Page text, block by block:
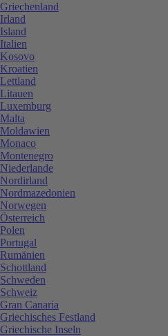
Griechenland
Irland
Island
Italien
Kosovo
Kroatien
Lettland
Litauen
Luxemburg
Malta
Moldawien
Monaco
Montenegro
Niederlande
Nordirland
Nordmazedonien
Norwegen
Österreich
Polen
Portugal
Rumänien
Schottland
Schweden
Schweiz
Gran Canaria
Griechisches Festland
Griechische Inseln